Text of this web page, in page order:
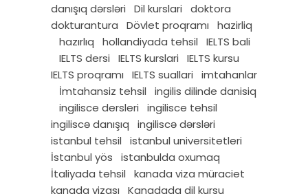
danışıq dərsləri
Dil kurslari
doktora
dokturantura
Dövlet proqramı
hazirliq
hazırlıq
hollandiyada tehsil
IELTS bali
IELTS dersi
IELTS kurslari
IELTS kursu
IELTS proqramı
IELTS suallari
imtahanlar
İmtahansiz tehsil
ingilis dilinde danisiq
ingilisce dersleri
ingilisce tehsil
ingiliscə danışıq
ingiliscə dərsləri
istanbul tehsil
istanbul universitetleri
İstanbul yös
istanbulda oxumaq
İtaliyada tehsil
kanada viza müraciet
kanada vizası
Kanadada dil kursu